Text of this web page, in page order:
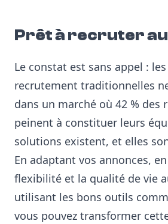
Prêt à recruter
Le constat est sans appel :
recrutement traditionnelles
dans un marché où 42 % des
peinent à constituer leurs
solutions existent, et elles
En adaptant vos annonces,
flexibilité et la qualité de vie
utilisant les bons outils
vous pouvez transformer